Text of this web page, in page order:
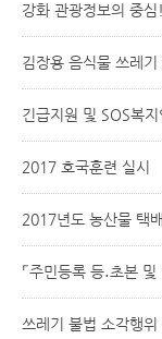
강화 관광정보의 중
김장용 음식물 쓰레기
긴급지원 및 SOS복
2017 호국훈련 실시
2017년도 농산물 택
쓰레기 불법 소각행위